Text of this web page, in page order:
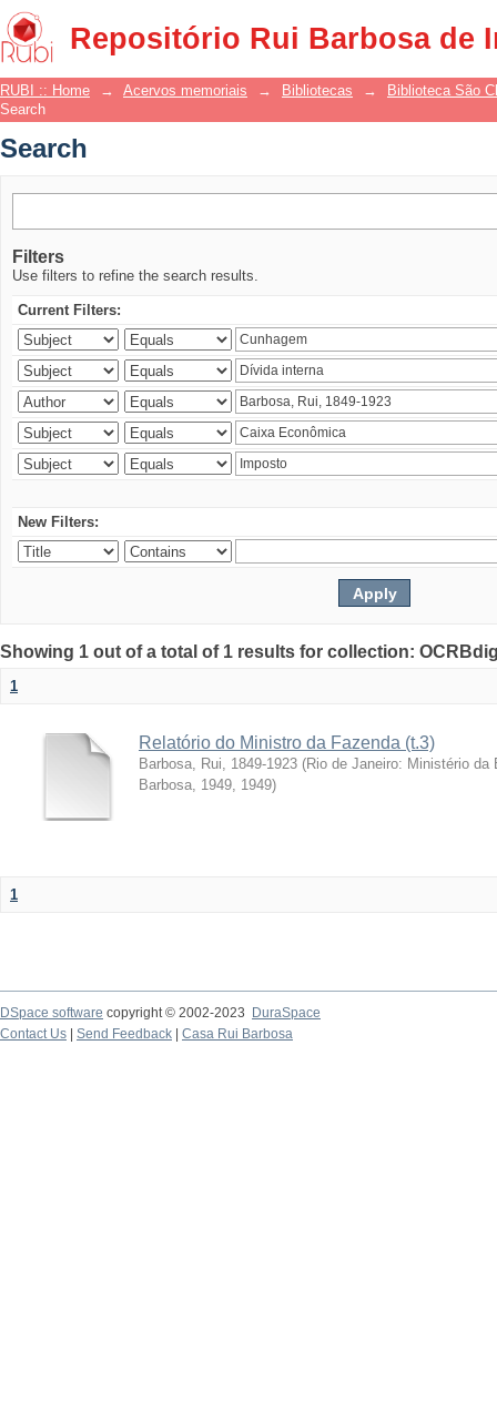
Repositório Rui Barbosa de
Search
RUBI :: Home → Acervos memoriais → Bibliotecas →
Biblioteca São
Search
Search
Filters
Use filters to refine the search results.
Current Filters:
New Filters:
Showing 1 out of a total of 1 results for collection:
1
Relatório do Ministro da Fazenda (t.3)
Barbosa, Rui, 1849-1923 (Rio de Janeiro: Ministério
Barbosa, 1949, 1949)
1
DSpace software copyright © 2002-2023
DuraSpace
Contact Us
Send Feedback Casa Rui Barbosa